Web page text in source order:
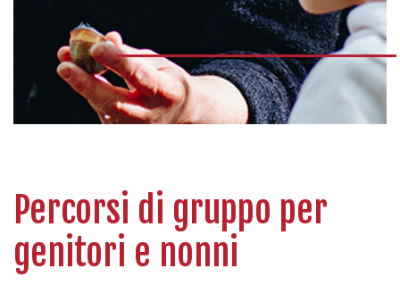
Percorsi di gruppo per
genitori e nonni